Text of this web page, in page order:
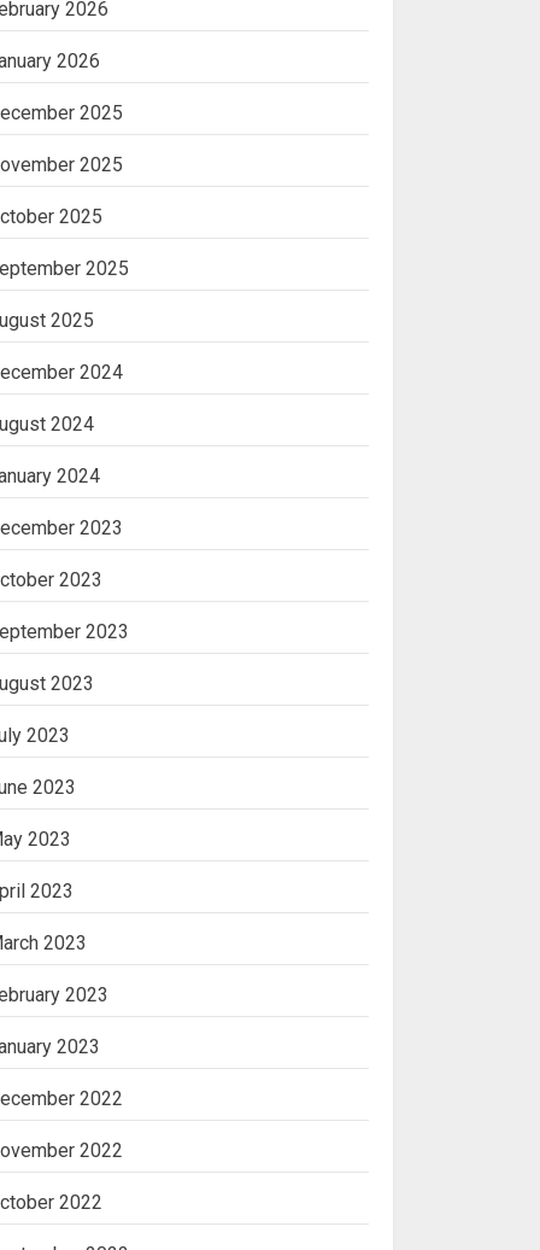
2026
2026
2025
2025
2025
2025
2025
2024
2024
2024
2023
2023
2023
2023
2023
2023
2023
2023
2023
2023
2023
2022
2022
2022